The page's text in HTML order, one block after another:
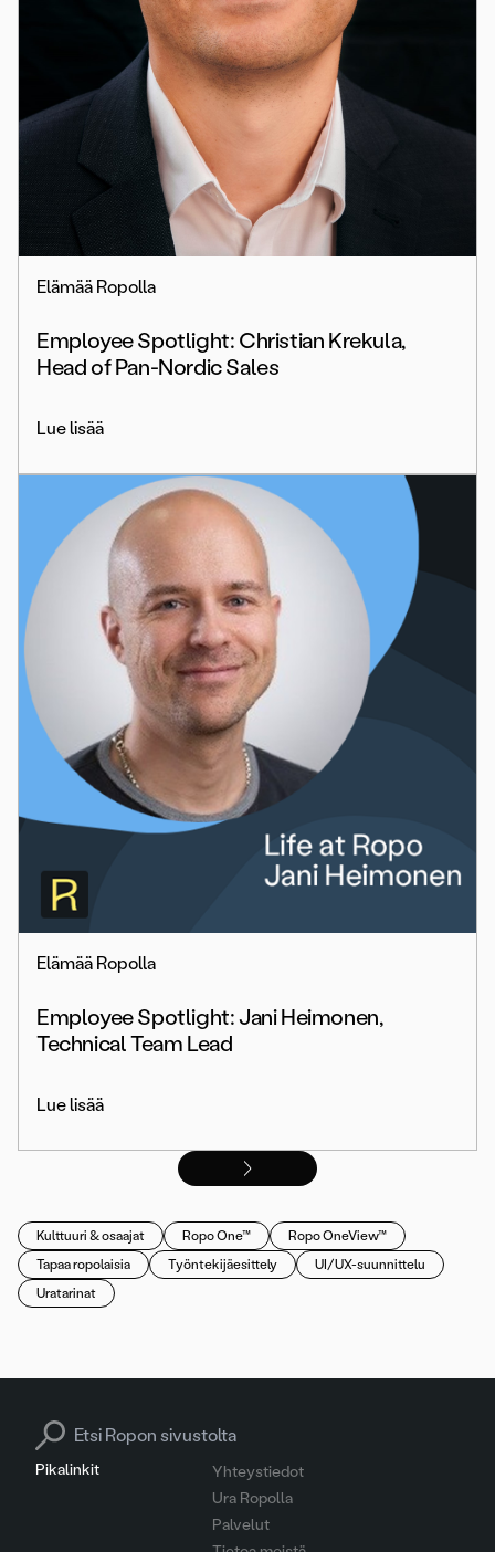
Elämää Ropolla
Employee Spotlight: Christian Krekula,
Head of Pan-Nordic Sales
Lue lisää
Elämää Ropolla
Employee Spotlight: Jani Heimonen,
Technical Team Lead
Lue lisää
Kulttuuri & osaajat Ropo One™
Ropo OneView™
Tapaa ropolaisia
Työntekijäesittely
UI/UX-suunnittelu
Uratarinat
Pikalinkit
Yhteystiedot
Ura Ropolla
Palvelut
Search for: